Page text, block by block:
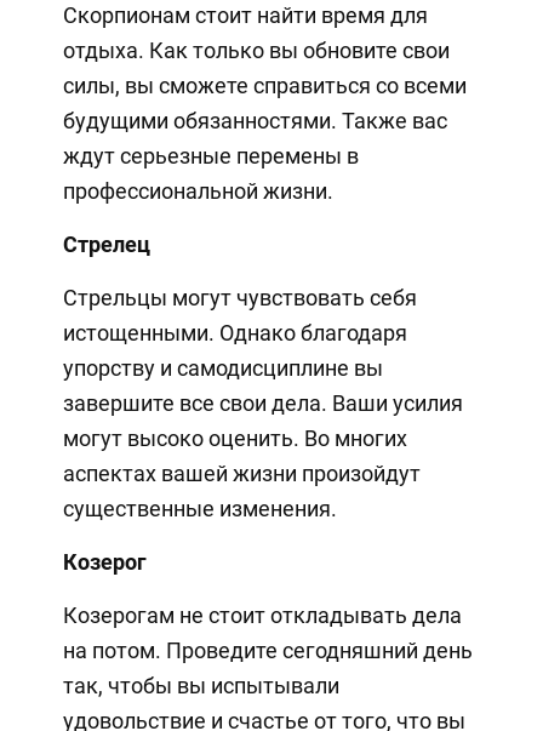
Скорпионам стоит найти время для
отдыха. Как только вы обновите свои
силы, вы сможете справиться со всеми
будущими обязанностями. Также вас
ждут серьезные перемены в
профессиональной жизни.
Стрелец
Стрельцы могут чувствовать себя
истощенными. Однако благодаря
упорству и самодисциплине вы
завершите все свои дела. Ваши усилия
могут высоко оценить. Во многих
аспектах вашей жизни произойдут
существенные изменения.
Козерог
Козерогам не стоит откладывать дела
на потом. Проведите сегодняшний день
так, чтобы вы испытывали
удовольствие и счастье от того, что вы